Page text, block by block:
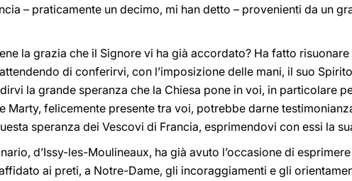
– praticamente un decimo, mi han detto – provenienti da un
la grazia che il Signore vi ha già accordato? Ha fatto risuonare
di conferirvi, con l’imposizione delle mani, il suo
la grande speranza che la Chiesa pone in voi, in particolare
Marty, felicemente presente tra voi, potrebbe darne
speranza dei Vescovi di Francia, esprimendovi con essi la
d’Issy-les-Moulineaux, ha già avuto l’occasione di
ai preti, a Notre-Dame, gli incoraggiamenti e gli